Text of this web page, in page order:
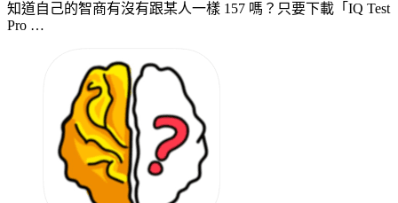
知道自己的智商有沒有跟某人一樣 157 嗎？只要下載「IQ Test
Pro …